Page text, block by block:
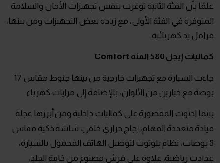
علمًا بأن الفئة الثانية توفرت بنفس تجهيزات الأمان والسلامة
المتوفرة في الفئة الأولى، مع زيادة بعض التجهيزات ومن بينها،
فرامل يد كهربائية.
كماليات إيجل 580 الفئة Comfort
جاءت السيارة مع تجهيزات خارجية من بينها جنوط مقاس 17
بوصة مع خيارين من الألوان، بالإضافة إلى مرايات كهرباء.
بينما احتوت المقصورة على كماليات داخلية ومن أبرزها عجلة
قيادة متعددة المهام، زجاج حراري خلفي، شاشة ذكية مقاس
8 بوصات، نظام بلوتوث لتوصيل الهاتف المحمول بالسيارة،
عدادت رياضية، علاوة على فرش مصنوع من خامة الجلد،